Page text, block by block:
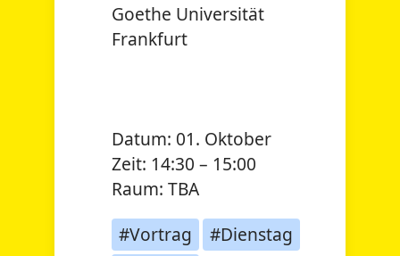
Goethe Universität
Frankfurt
Datum: 01. Oktober
Zeit: 14:30 – 15:00
Raum: TBA
#Vortrag
#Dienstag